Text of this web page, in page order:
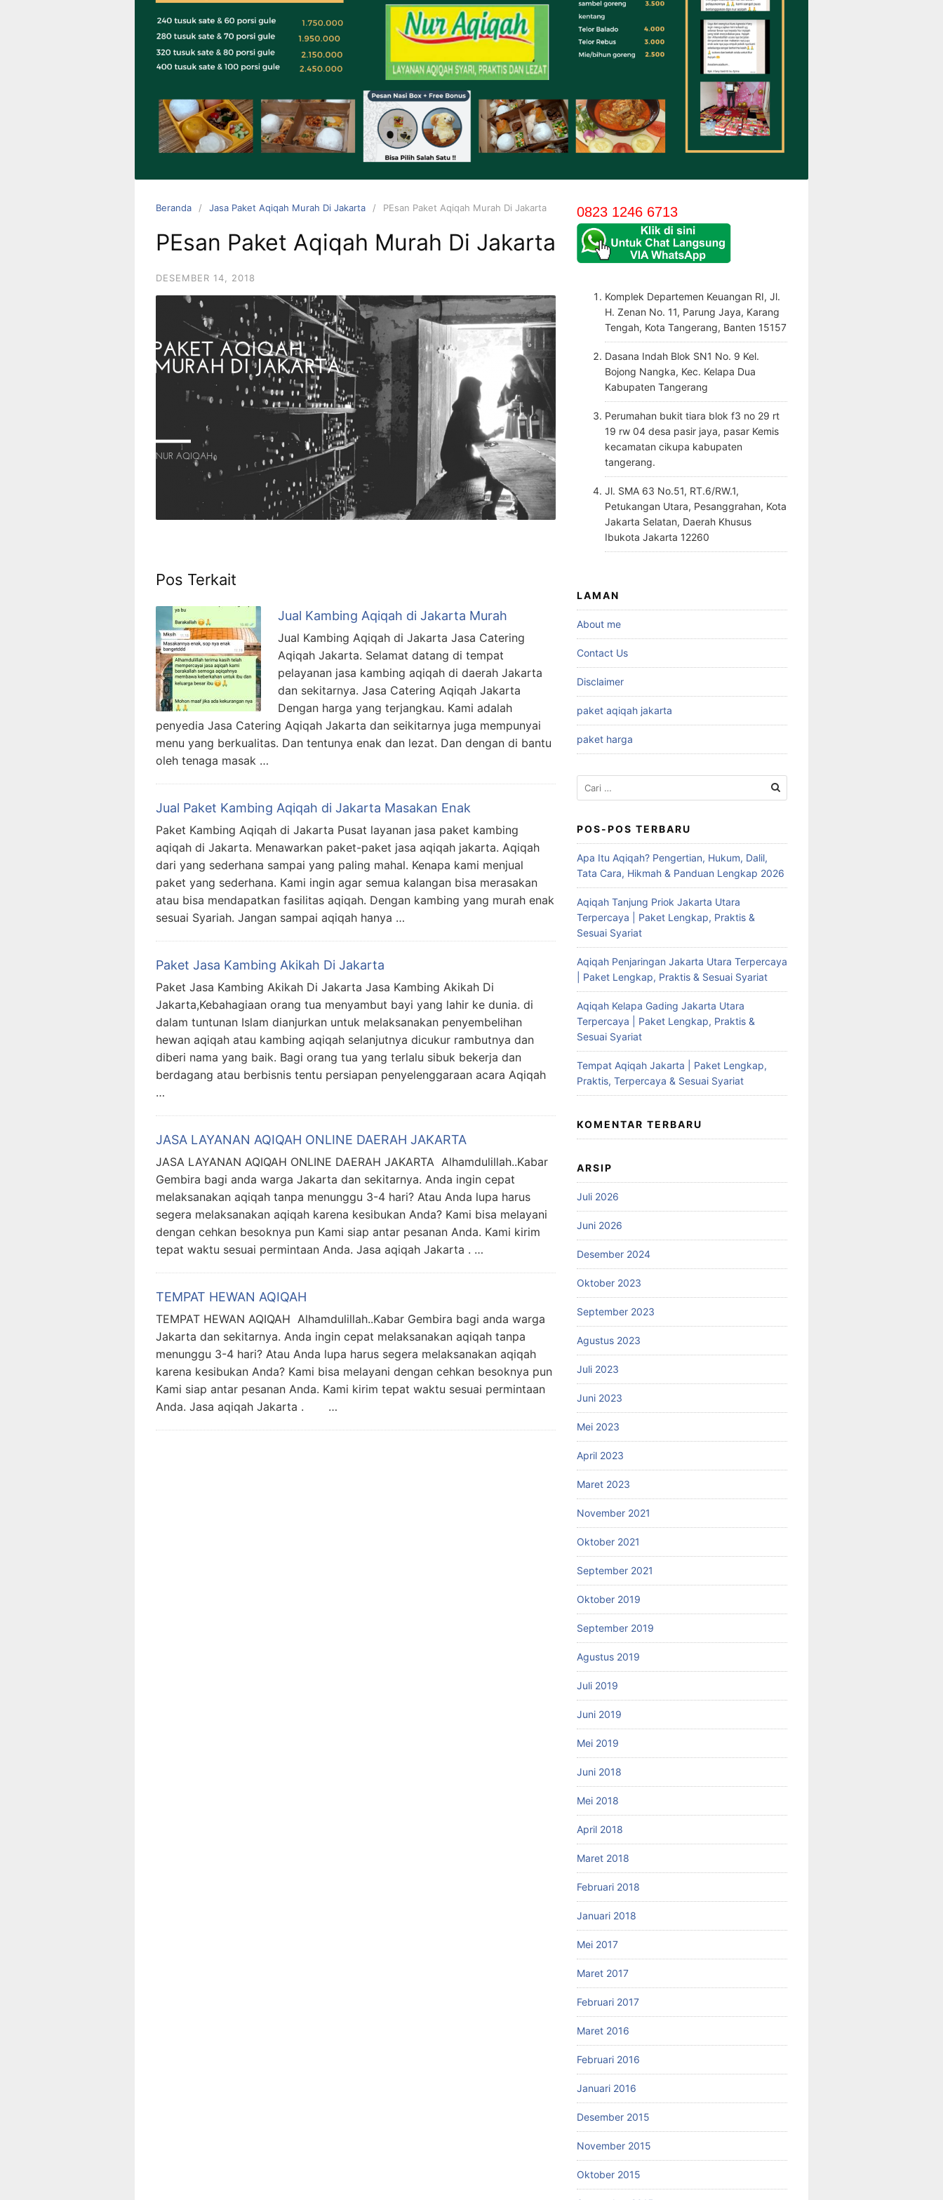
0823 1246
6713
Beranda Jasa Paket Aqiqah Murah Di Jakarta PEsan Paket Aqiqah Murah Di Jakarta
PEsan Paket Aqiqah Murah Di Jakarta
DESEMBER 14, 2018
Pos Terkait
Jual Kambing Aqiqah di Jakarta Murah
Jual Kambing Aqiqah di Jakarta Jasa Catering
Aqiqah Jakarta. Selamat datang di tempat
pelayanan jasa kambing aqiqah di daerah Jakarta
dan sekitarnya. Jasa Catering Aqiqah Jakarta
Dengan harga yang terjangkau. Kami adalah
penyedia Jasa Catering Aqiqah Jakarta dan seikitarnya juga mempunyai
menu yang berkualitas. Dan tentunya enak dan lezat. Dan dengan di bantu
oleh tenaga masak …
Jual Paket Kambing Aqiqah di Jakarta Masakan Enak
Paket Kambing Aqiqah di Jakarta Pusat layanan jasa paket kambing
aqiqah di Jakarta. Menawarkan paket-paket jasa aqiqah jakarta. Aqiqah
dari yang sederhana sampai yang paling mahal. Kenapa kami menjual
paket yang sederhana. Kami ingin agar semua kalangan bisa merasakan
atau bisa mendapatkan fasilitas aqiqah. Dengan kambing yang murah enak
sesuai Syariah. Jangan sampai aqiqah hanya …
Paket Jasa Kambing Akikah Di Jakarta
Paket Jasa Kambing Akikah Di Jakarta Jasa Kambing Akikah Di
Jakarta,Kebahagiaan orang tua menyambut bayi yang lahir ke dunia. di
dalam tuntunan Islam dianjurkan untuk melaksanakan penyembelihan
hewan aqiqah atau kambing aqiqah selanjutnya dicukur rambutnya dan
diberi nama yang baik. Bagi orang tua yang terlalu sibuk bekerja dan
berdagang atau berbisnis tentu persiapan penyelenggaraan acara Aqiqah
…
JASA LAYANAN AQIQAH ONLINE DAERAH JAKARTA
JASA LAYANAN AQIQAH ONLINE DAERAH JAKARTA Alhamdulillah..Kabar
Gembira bagi anda warga Jakarta dan sekitarnya. Anda ingin cepat
melaksanakan aqiqah tanpa menunggu 3-4 hari? Atau Anda lupa harus
segera melaksanakan aqiqah karena kesibukan Anda? Kami bisa melayani
dengan cehkan besoknya pun Kami siap antar pesanan Anda. Kami kirim
tepat waktu sesuai permintaan Anda. Jasa aqiqah Jakarta . …
TEMPAT HEWAN AQIQAH
TEMPAT HEWAN AQIQAH Alhamdulillah..Kabar Gembira bagi anda warga
Jakarta dan sekitarnya. Anda ingin cepat melaksanakan aqiqah tanpa
menunggu 3-4 hari? Atau Anda lupa harus segera melaksanakan aqiqah
karena kesibukan Anda? Kami bisa melayani dengan cehkan besoknya pun
Kami siap antar pesanan Anda. Kami kirim tepat waktu sesuai permintaan
Anda. Jasa aqiqah Jakarta . …
0823 1246 6713
Komplek Departemen Keuangan RI, Jl.
H. Zenan No. 11, Parung Jaya, Karang
Tengah, Kota Tangerang, Banten 15157
Dasana Indah Blok SN1 No. 9 Kel.
Bojong Nangka, Kec. Kelapa Dua
Kabupaten Tangerang
Perumahan bukit tiara blok f3 no 29 rt
19 rw 04 desa pasir jaya, pasar Kemis
kecamatan cikupa kabupaten
tangerang.
Jl. SMA 63 No.51, RT.6/RW.1,
Petukangan Utara, Pesanggrahan, Kota
Jakarta Selatan, Daerah Khusus
Ibukota Jakarta 12260
LAMAN
About me
Contact Us
Disclaimer
paket aqiqah jakarta
paket harga
Cari
untuk:
POS-POS TERBARU
Apa Itu Aqiqah? Pengertian, Hukum, Dalil,
Tata Cara, Hikmah & Panduan Lengkap 2026
Aqiqah Tanjung Priok Jakarta Utara
Terpercaya | Paket Lengkap, Praktis &
Sesuai Syariat
Aqiqah Penjaringan Jakarta Utara Terpercaya
| Paket Lengkap, Praktis & Sesuai Syariat
Aqiqah Kelapa Gading Jakarta Utara
Terpercaya | Paket Lengkap, Praktis &
Sesuai Syariat
Tempat Aqiqah Jakarta | Paket Lengkap,
Praktis, Terpercaya & Sesuai Syariat
KOMENTAR TERBARU
ARSIP
Juli 2026
Juni 2026
Desember 2024
Oktober 2023
September 2023
Agustus 2023
Juli 2023
Juni 2023
Mei 2023
April 2023
Maret 2023
November 2021
Oktober 2021
September 2021
Oktober 2019
September 2019
Agustus 2019
Juli 2019
Juni 2019
Mei 2019
Juni 2018
Mei 2018
April 2018
Maret 2018
Februari 2018
Januari 2018
Mei 2017
Maret 2017
Februari 2017
Maret 2016
Februari 2016
Januari 2016
Desember 2015
November 2015
Oktober 2015